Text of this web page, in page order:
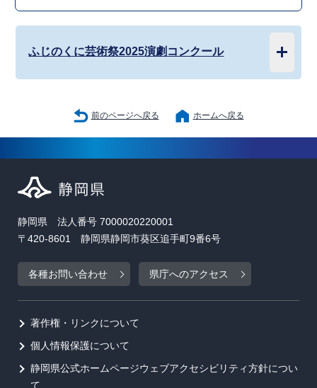
ふじのくに芸術祭2025演劇コンクール
前のページへ戻る ホームへ戻る
静岡県 法人番号 7000020220001
〒420-8601 静岡県静岡市葵区追手町9番6号
各種お問い合わせ 県庁へのアクセス
著作権・リンクについて
個人情報保護について
静岡県公式ホームページウェブアクセシビリティ方針につい
て